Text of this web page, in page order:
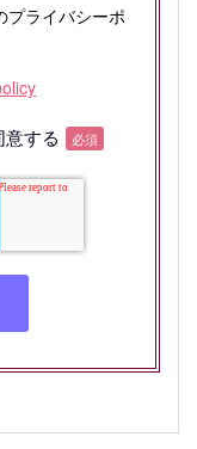
プライバシーポ
する 必須